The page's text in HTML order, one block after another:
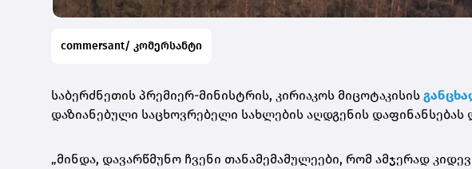
commersant/ კომერსანტი
საბერძნეთის პრემიერ-მინისტრის, კირიაკოს მიცოტაკისის
დაზიანებული საცხოვრებელი სახლების აღდგენის დაფინანსებას
„მინდა, დავარწმუნო ჩვენი თანამემამულეები, რომ ამჯერად